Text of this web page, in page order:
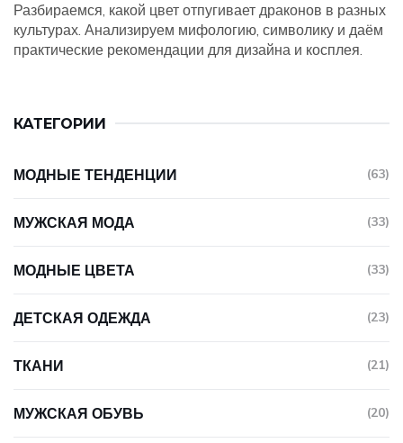
Разбираемся, какой цвет отпугивает драконов в разных
культурах. Анализируем мифологию, символику и даём
практические рекомендации для дизайна и косплея.
КАТЕГОРИИ
МОДНЫЕ ТЕНДЕНЦИИ (63)
МУЖСКАЯ МОДА (33)
МОДНЫЕ ЦВЕТА (33)
ДЕТСКАЯ ОДЕЖДА (23)
ТКАНИ (21)
МУЖСКАЯ ОБУВЬ (20)